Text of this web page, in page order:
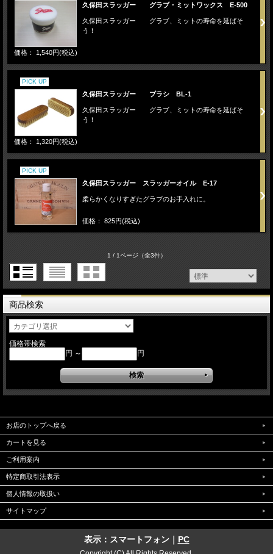
久保田スラッガー グラブ・ミットワックス E-500
久保田スラッガー グラブ、ミットの寿命を延ばそ
う！
価格： 1,540円(税込)
PICK UP
久保田スラッガー ブラシ BL-1
久保田スラッガー グラブ、ミットの寿命を延ばそ
う！
価格： 1,320円(税込)
PICK UP
久保田スラッガー スラッガーオイル E-17
柔らかくなりすぎたグラブのお手入れに。
価格： 825円(税込)
1 / 1ページ（全3件）
商品検索
価格帯検索
円 ～
円
お店のトップへ戻る
カートを見る
ご利用案内
特定商取引法表示
個人情報の取扱い
サイトマップ
表示：スマートフォン｜ PC